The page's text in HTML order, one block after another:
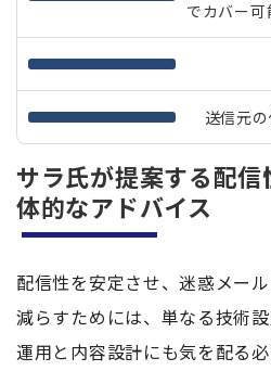
でカバー可
送信元の
サラ氏が提案する配
体的なアドバイス
配信性を安定させ、迷惑メー
減らすためには、単なる技術
運用と内容設計にも気を配る必